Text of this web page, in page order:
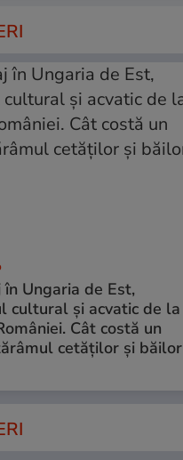
Ungaria de Est,
cultural și acvatic de la
Cât costă un
cetăților și băilor